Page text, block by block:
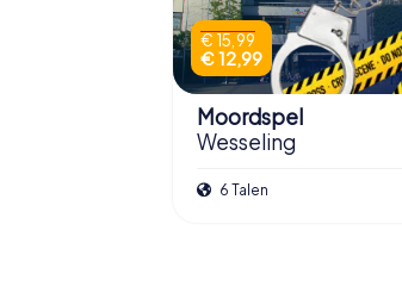
€ 15,99
€ 12,99
Moordspel
Wesseling
6 Talen